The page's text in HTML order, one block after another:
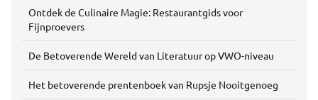
Ontdek de Culinaire Magie: Restaurantgids voor
Fijnproevers
De Betoverende Wereld van Literatuur op VWO-niveau
Het betoverende prentenboek van Rupsje Nooitgenoeg